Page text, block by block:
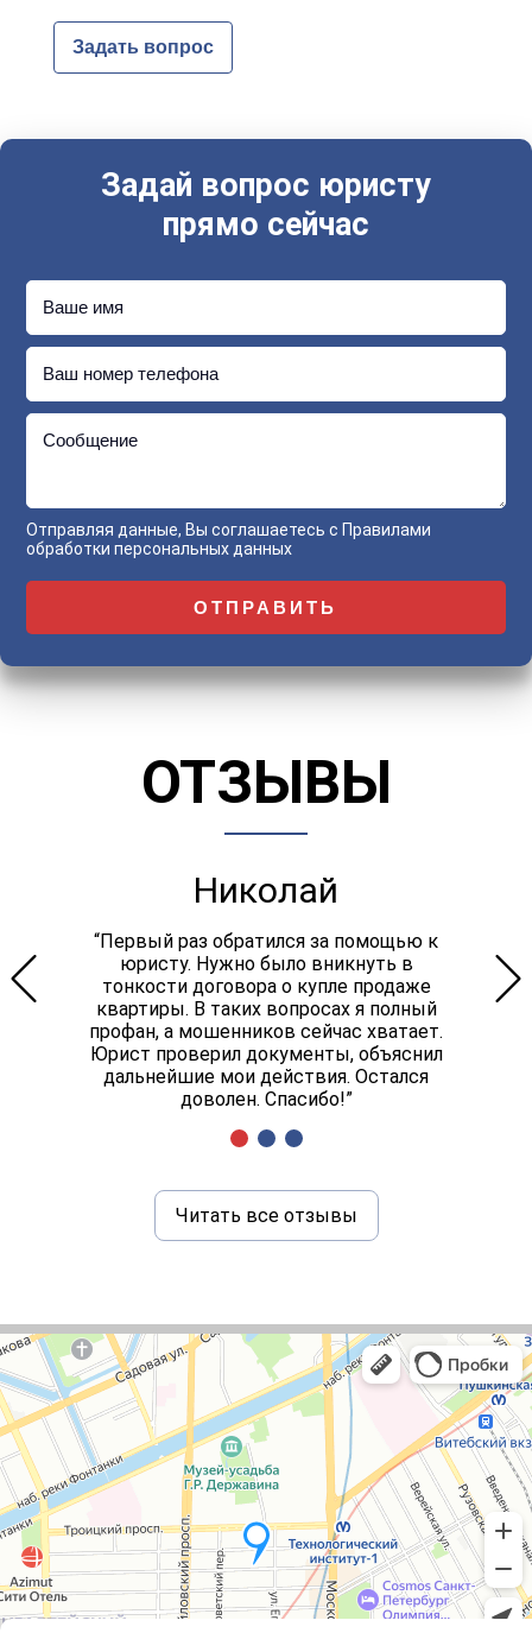
Задать вопрос
Задай вопрос юристу
прямо сейчас
Ваше имя
Ваш номер телефона
Сообщение
Отправляя данные, Вы соглашаетесь сПравилами
обработки персональных данных
ОТЗЫВЫ
Николай
“Первый раз обратился за помощью к
юристу. Нужно было вникнуть в
тонкости договора о купле продаже
квартиры. В таких вопросах я полный
профан, а мошенников сейчас хватает.
Юрист проверил документы, объяснил
дальнейшие мои действия. Остался
доволен. Спасибо!”
Читать все отзывы